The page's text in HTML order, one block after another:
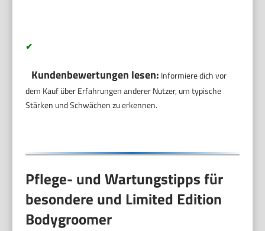
✔
Kundenbewertungen lesen: Informiere dich vor
dem Kauf über Erfahrungen anderer Nutzer, um typische
Stärken und Schwächen zu erkennen.
Pflege- und Wartungstipps für
besondere und Limited Edition
Bodygroomer